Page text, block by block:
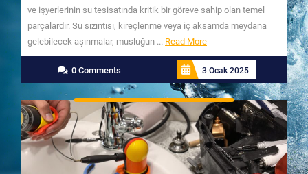
ve işyerlerinin su tesisatında kritik bir göreve sahip olan temel
parçalardır. Su sızıntısı, kireçlenme veya iç aksamda meydana
gelebilecek aşınmalar, musluğun ... Read MoreRead
More
0 Comments
3 Ocak 2025